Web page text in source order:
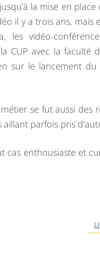
la mise en
il y a trois ans, mais
les vidéo-
CUP avec la
sur le lancement du
se fut aussi des
aillant parfois pris
cas enthousiaste et